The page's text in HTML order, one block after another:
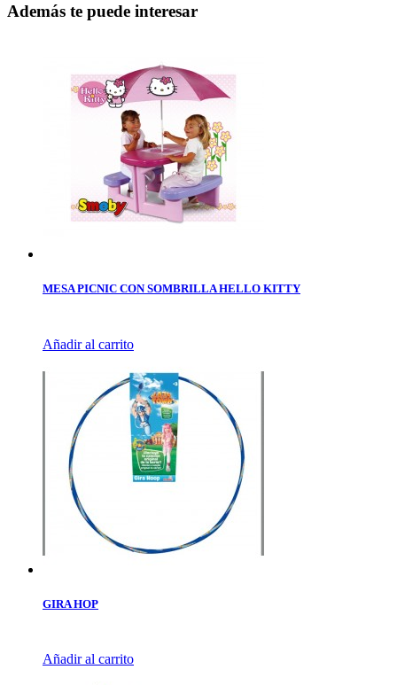
Además te puede interesar
MESA PICNIC CON SOMBRILLA HELLO KITTY
Añadir al carrito
GIRA HOP
Añadir al carrito